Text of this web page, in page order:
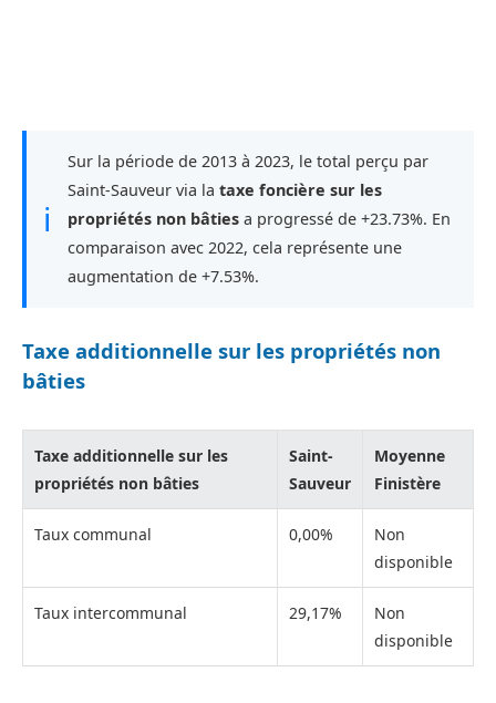
ℹ
Sur la période de 2013 à 2023, le total perçu par
Saint-Sauveur via la taxe foncière sur les
propriétés non bâties a progressé de +23.73%. En
comparaison avec 2022, cela représente une
augmentation de +7.53%.
Taxe additionnelle sur les propriétés non
bâties
Taxe additionnelle sur les
propriétés non bâties
Saint-
Sauveur
Moyenne
Finistère
Taux communal 0,00%
Non
disponible
Taux intercommunal 29,17%
Non
disponible